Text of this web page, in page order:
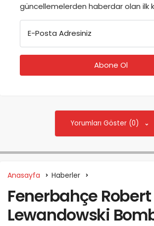
güncellemelerden haberdar olan ilk
E-Posta Adresiniz
Yorumları Göster (0)
Anasayfa Haberler
Fenerbahçe Robert
Lewandowski